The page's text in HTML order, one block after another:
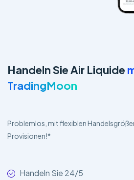
Handeln Sie Air Liquide
TradingMoon
Problemlos, mit flexiblen
Provisionen!*
Handeln Sie 24/5